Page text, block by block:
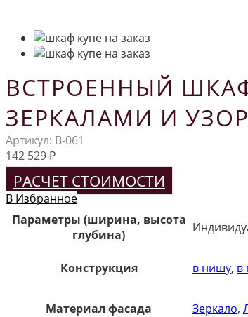
ВСТРОЕННЫЙ
ЗЕРКАЛАМИ И
Артикул: В-061
142 529₽
РАСЧЕТ СТОИМОСТИ
В Избранное
Параметры (ширина, высота
глубина)
Конструкция в нишу, в
Материал фасада Зеркало,